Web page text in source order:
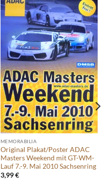
MEMORABILIA
Original Plakat/Poster ADAC
Masters Weekend mit GT-WM-
Lauf 7.-9. Mai 2010 Sachsenring
3,99€